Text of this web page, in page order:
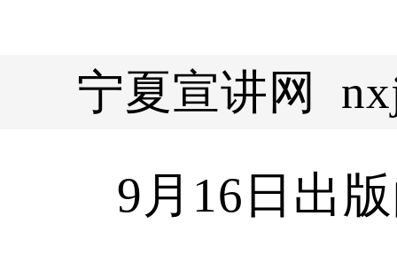
宁夏宣讲网
9月16日出版